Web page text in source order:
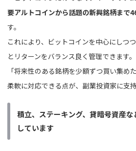
要アルトコインから話題の新興銘柄まで
す。
これにより、ビットコインを中心にしつ
とリターンをバランス良く管理できます。
「将来性のある銘柄を少額ずつ買い集め
柔軟に対応できる点が、副業投資家に支
積立、ステーキング、貸暗号資産
しています